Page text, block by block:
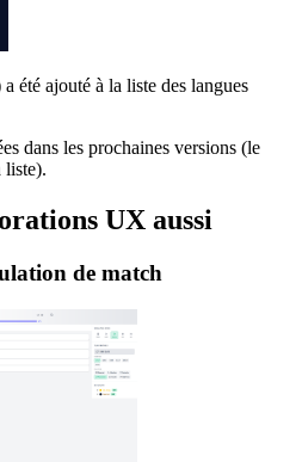
été ajouté à la liste des langues
dans les prochaines versions (le
liste).
UX aussi
de match